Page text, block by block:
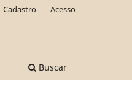
Buscar
Cadastro Acesso